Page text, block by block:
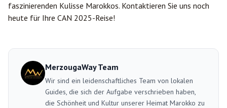
faszinierenden Kulisse Marokkos. Kontaktieren Sie uns noch
heute für Ihre CAN 2025-Reise!
MerzougaWay Team
Wir sind ein leidenschaftliches Team von lokalen
Guides, die sich der Aufgabe verschrieben haben,
die Schönheit und Kultur unserer Heimat Marokko zu